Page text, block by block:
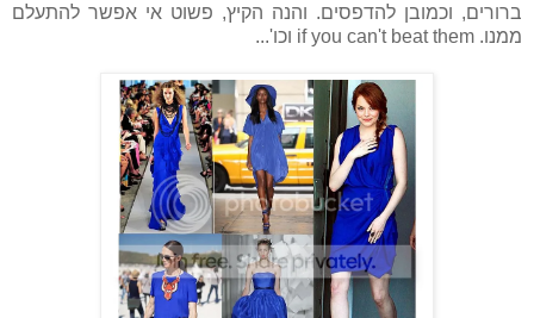
ברורים, וכמובן להדפסים. והנה הקיץ, פשוט אי אפשר להתעלם
ממנו. if you can't beat them וכו'...